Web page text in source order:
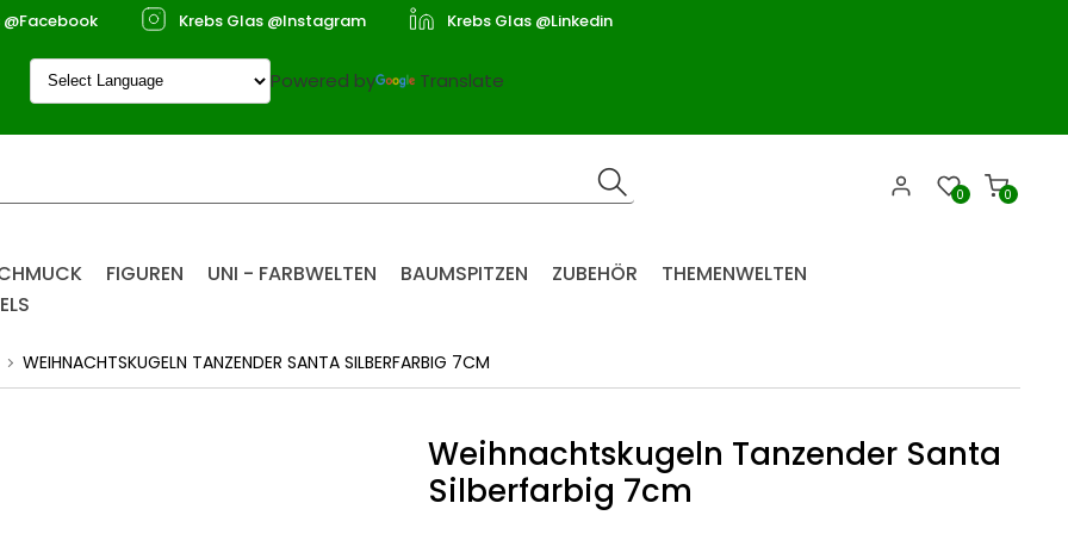
@Facebook Krebs Glas @Instagram Krebs Glas @Linkedin
Powered by Translate
0
0
FIGUREN UNI - FARBWELTEN BAUMSPITZEN ZUBEHÖR
THEMENWELTEN
WEIHNACHTSKUGELN TANZENDER SANTA SILBERFARBIG 7CM
Weihnachtskugeln Tanzender Santa
Silberfarbig 7cm